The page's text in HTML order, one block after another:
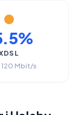
Mbit/s